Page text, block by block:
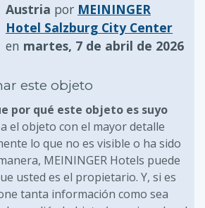
Austria por MEININGER
Hotel Salzburg City Center
en martes, 7 de abril de 2026
este objeto
por qué este objeto es suyo
el objeto con el mayor detalle
lo que no es visible o ha sido
MEININGER Hotels puede
usted es el propietario. Y, si es
tanta información como sea